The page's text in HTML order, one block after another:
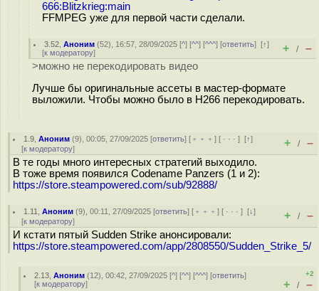
666:Blitzkrieg:main
FFMPEG уже для первой части сделали.
3.52 ,Аноним (52), 16:57, 28/09/2025 [^] [^^] [^^^] [ответить][↑]
[к модератору] + / –
>можно не перекодировать видео
Лучше бы оригинальные ассеты в мастер-формате
выложили. Чтобы можно было в H266 перекодировать.
1.9 ,Аноним (9), 00:05, 27/09/2025 [ответить] [ ﹢﹢﹢] [ · · ·][↑]
[к модератору] + / –
В те годы много интересных стратегий выходило.
В тоже время появился Codename Panzers (1 и 2):
https://store.steampowered.com/sub/92888/
1.11 ,Аноним (9), 00:11, 27/09/2025 [ответить] [ ﹢﹢﹢] [ · · ·][↓]
[к модератору] + / –
И кстати пятый Sudden Strike анонсировали:
https://store.steampowered.com/app/2808550/Sudden_Strike_5/
2.13 ,Аноним (12), 00:42, 27/09/2025 [^] [^^] [^^^] [ответить]
[к модератору]
+2
+ / –